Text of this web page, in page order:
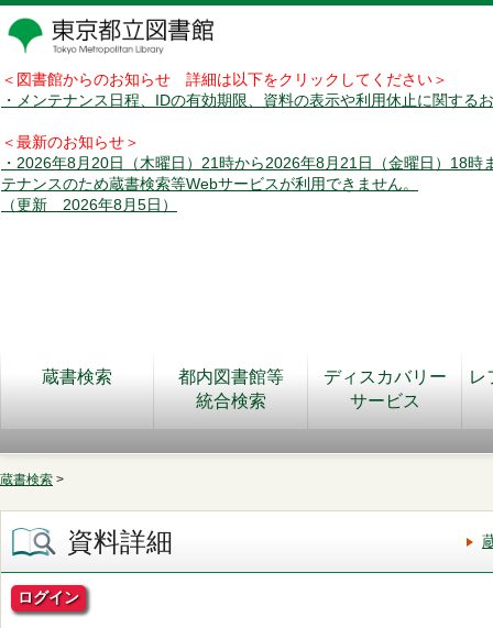
＜図書館からのお知らせ 詳細は以下をクリックしてください＞
・メンテナンス日程、IDの有効期限、資料の表示や利用休止に関する
＜最新のお知らせ＞
・2026年8月20日（木曜日）21時から2026年8月21日（金曜日）18時
テナンスのため蔵書検索等Webサービスが利用できません。
（更新 2026年8月5日）
蔵書検索
都内図書館等
統合検索
ディスカバリー
サービス
レ
蔵書検索 >
資料詳細
ログイン